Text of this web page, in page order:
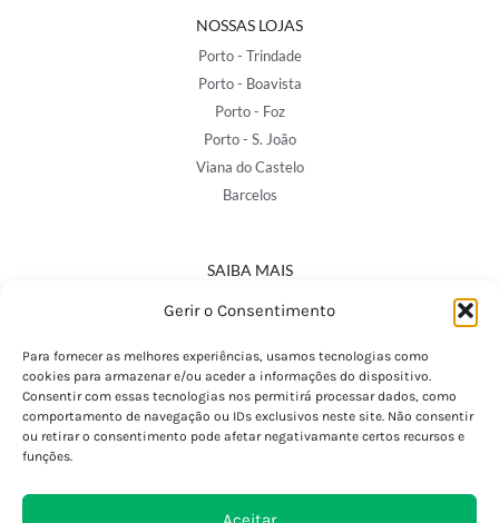
Gerir o Consentimento
Para fornecer as melhores experiências, usamos tecnologias como
cookies para armazenar e/ou aceder a informações do dispositivo.
Consentir com essas tecnologias nos permitirá processar dados, como
comportamento de navegação ou IDs exclusivos neste site. Não consentir
ou retirar o consentimento pode afetar negativamante certos recursos e
funções.
NOSSAS LOJAS
Porto - Trindade
Porto - Boavista
Porto - Foz
Porto - S. João
Viana do Castelo
Barcelos
SAIBA MAIS
Política de Privacidade
Termos e Condições
Perguntas Frequentes
Custos de Envio
Encomendas Internacionais
Devoluções e Trocas